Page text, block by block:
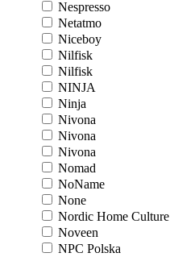
Nespresso
Netatmo
Niceboy
Nilfisk
Nilfisk
NINJA
Ninja
Nivona
Nivona
Nivona
Nomad
NoName
None
Nordic Home Culture
Noveen
NPC Polska